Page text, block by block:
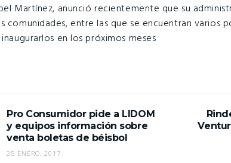
Martínez, anunció recientemente que su
comunidades, entre las que se encuentran varios
en los próximos meses
Pro Consumidor pide a LIDOM
y equipos información sobre
venta boletas de béisbol
25 ENERO, 2017